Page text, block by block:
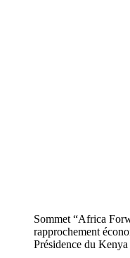
Sommet “Africa
rapprochement
Présidence du Kenya